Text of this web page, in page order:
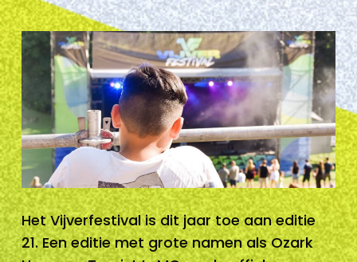
Het Vijverfestival is dit jaar toe aan editie
21. Een editie met grote namen als Ozark